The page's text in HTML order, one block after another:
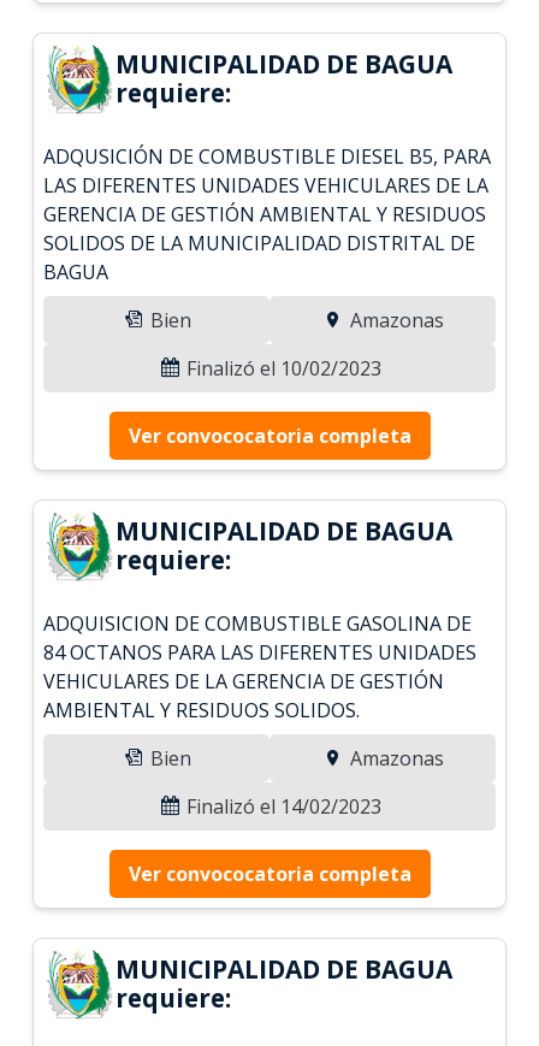
MUNICIPALIDAD DE BAGUA
requiere:
ADQUSICIÓN DE COMBUSTIBLE DIESEL B5, PARA
LAS DIFERENTES UNIDADES VEHICULARES DE LA
GERENCIA DE GESTIÓN AMBIENTAL Y RESIDUOS
SOLIDOS DE LA MUNICIPALIDAD DISTRITAL DE
BAGUA
Bien
Amazonas
Finalizó el 10/02/2023
Ver convococatoria completa
MUNICIPALIDAD DE BAGUA
requiere:
ADQUISICION DE COMBUSTIBLE GASOLINA DE
84 OCTANOS PARA LAS DIFERENTES UNIDADES
VEHICULARES DE LA GERENCIA DE GESTIÓN
AMBIENTAL Y RESIDUOS SOLIDOS.
Bien
Amazonas
Finalizó el 14/02/2023
Ver convococatoria completa
MUNICIPALIDAD DE BAGUA
requiere: